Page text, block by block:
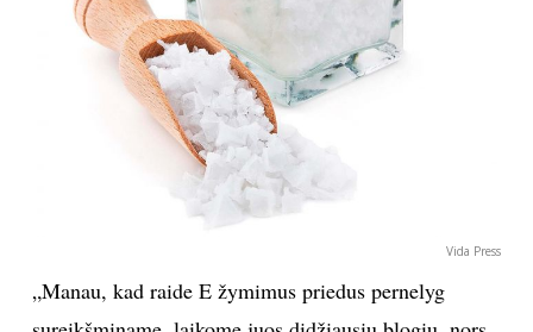
Vida Press
„Manau, kad raide E žymimus priedus pernelyg